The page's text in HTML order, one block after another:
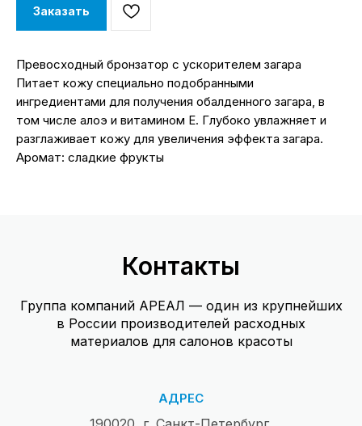
Заказать
Превосходный бронзатор с ускорителем загара
Питает кожу специально подобранными
ингредиентами для получения обалденного загара, в
том числе алоэ и витамином Е. Глубоко увлажняет и
разглаживает кожу для увеличения эффекта загара.
Аромат: сладкие фрукты
Контакты
Группа компаний АРЕАЛ — один из крупнейших
в России производителей расходных
материалов для салонов красоты
АДРЕС